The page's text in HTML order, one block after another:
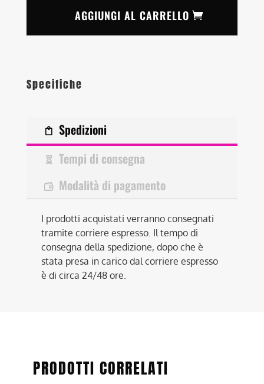
AGGIUNGI AL CARRELLO
Specifiche
Spedizioni
Tempi di consegna
Modalità di pagamento
I prodotti acquistati verranno consegnati
tramite corriere espresso. Il tempo di
consegna della spedizione, dopo che è
stata presa in carico dal corriere espresso
è di circa 24/48 ore.
PRODOTTI CORRELATI